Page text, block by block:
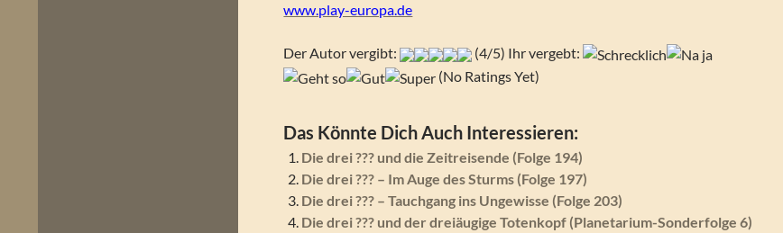
www.play-europa.de
Der Autor vergibt:
(4/5) Ihr vergebt:
(No Ratings Yet)
Das Könnte Dich Auch Interessieren:
Die drei ??? und die Zeitreisende (Folge 194)
Die drei ??? – Im Auge des Sturms (Folge 197)
Die drei ??? – Tauchgang ins Ungewisse (Folge 203)
Die drei ??? und der dreiäugige Totenkopf (Planetarium-Sonderfolge 6)